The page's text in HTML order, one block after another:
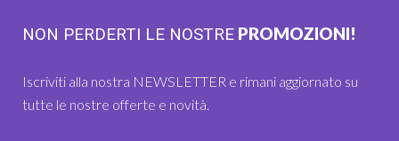
NON PERDERTI LE NOSTRE PROMOZIONI!
Iscriviti alla nostra NEWSLETTER e rimani aggiornato su
tutte le nostre offerte e novità.